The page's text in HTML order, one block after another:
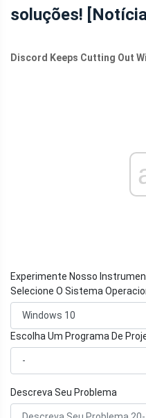
soluções!
Discord Keeps Cutting Out
Experimente Nosso
Selecione O Sistema
Escolha Um Programa De
Descreva Seu Problema